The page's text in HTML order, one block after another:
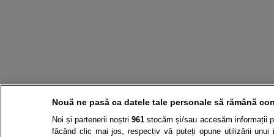
Nouă ne pasă ca datele tale personale să rămână
Noi și partenerii noștri961 stocăm și/sau accesăm informații
făcând clic mai jos, respectiv vă puteți opune utilizării